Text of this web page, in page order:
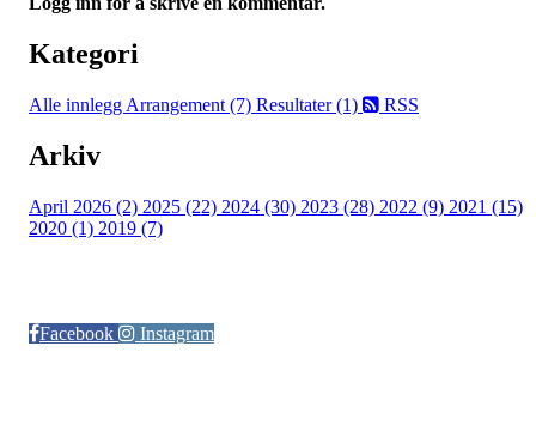
Kategori
Alle innlegg Arrangement (7) Resultater (1) RSS
Arkiv
April 2026 (2) 2025 (22) 2024 (30) 2023 (28) 2022 (9) 2021 (15)
2020 (1) 2019 (7)
Facebook
Instagram